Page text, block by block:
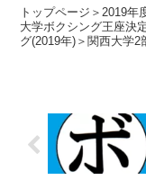
トップページ＞2019年
大学ボクシング王座決
グ(2019年)＞関西大